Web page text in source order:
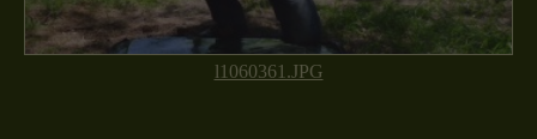
l1060361.JPG